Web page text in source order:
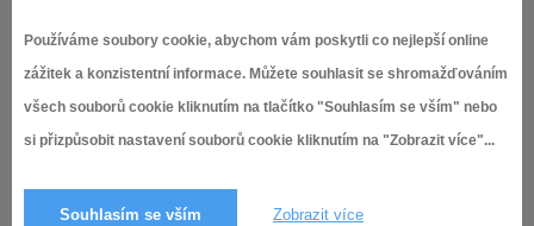
Používáme soubory cookie, abychom vám poskytli co nejlepší online
zážitek a konzistentní informace. Můžete souhlasit se shromažďováním
všech souborů cookie kliknutím na tlačítko "Souhlasím se vším" nebo
si přizpůsobit nastavení souborů cookie kliknutím na "Zobrazit více"...
Souhlasím se vším Zobrazit více